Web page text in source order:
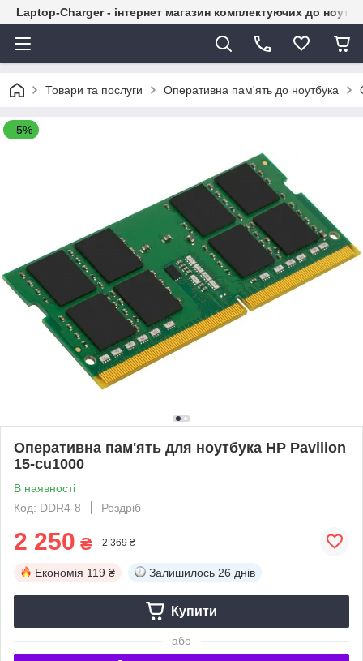
Laptop-Charger - інтернет магазин комплектуючих до
Товари та послуги Оперативна пам'ять до ноутбука
–5%
Оперативна пам'ять для ноутбука HP Pavilion
15-cu1000
В наявності
Код: DDR4-8
Роздріб
2 250 ₴ 2 369 ₴
Економія 119 ₴ Залишилось 26 днів
Купити
або